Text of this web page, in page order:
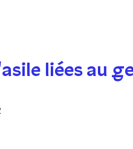
liées au